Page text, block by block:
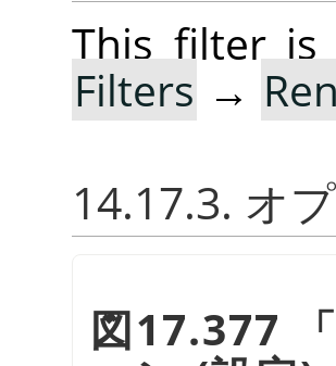
This filter
Filters →
14.17.3. オ
図17.377 「